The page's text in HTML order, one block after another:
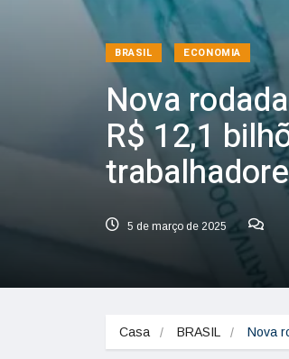
BRASIL ECONOMIA
Nova
R$ 12,1
5 de março de 2025
Casa BRASIL Nova